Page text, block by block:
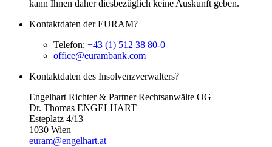
kann Ihnen daher diesbezüglich keine Auskunft geben.
Kontaktdaten der EURAM?
Telefon: +43 (1) 512 38 80-0
office@eurambank.com
Kontaktdaten des Insolvenzverwalters?
Engelhart Richter & Partner Rechtsanwälte OG
Dr. Thomas ENGELHART
Esteplatz 4/13
1030 Wien
euram@engelhart.at